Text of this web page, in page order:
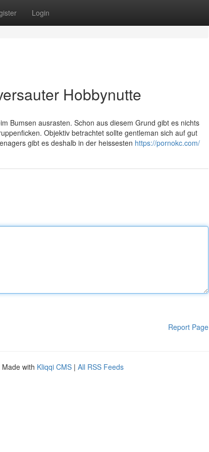
Login
Hobbynutte
Bumsen ausrasten. Schon aus diesem Grund gibt es nichts
Objektiv betrachtet sollte gentleman sich auf gut
gibt es deshalb in der heissesten https://pornokc.com/
Report Page
Made with Kliqqi CMS | All RSS Feeds